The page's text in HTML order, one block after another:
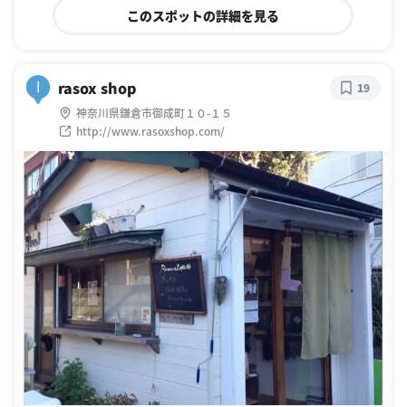
このスポットの詳細を見る
rasox shop
神奈川県鎌倉市御成町１０-１５
http://www.rasoxshop.com/
19